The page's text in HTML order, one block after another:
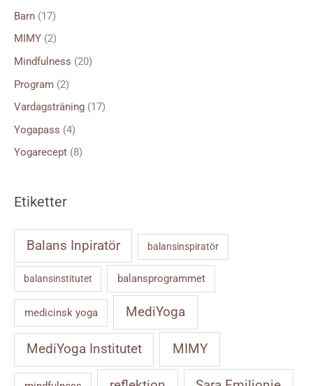
Barn (17)
MIMY (2)
Mindfulness (20)
Program (2)
Vardagsträning (17)
Yogapass (4)
Yogarecept (8)
Etiketter
Balans Inpiratör balansinspiratör
balansinstitutet balansprogrammet
medicinsk yoga MediYoga
MediYoga Institutet MIMY